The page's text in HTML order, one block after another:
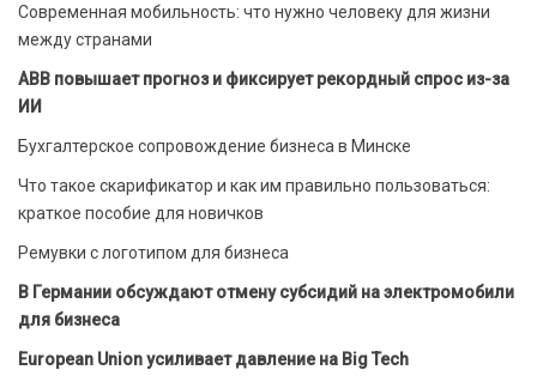
Современная мобильность: что нужно человеку для жизни
между странами
ABB повышает прогноз и фиксирует рекордный спрос из-за
ИИ
Бухгалтерское сопровождение бизнеса в Минске
Что такое скарификатор и как им правильно пользоваться:
краткое пособие для новичков
Ремувки с логотипом для бизнеса
В Германии обсуждают отмену субсидий на электромобили
для бизнеса
European Union усиливает давление на Big Tech